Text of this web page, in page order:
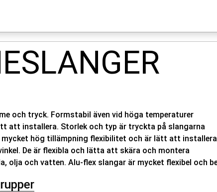
och tryck. Formstabil även vid höga temperaturer
att installera. Storlek och typ är tryckta på slangarna
mycket hög tillämpning flexibilitet och är lätt att installera
De är flexibla och lätta att skära och montera
olja och vatten. Alu-flex slangar är mycket flexibel och